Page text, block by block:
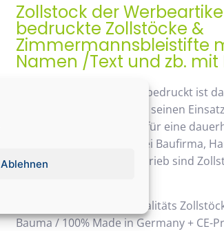
Ablehnen
Zollstock der
bedruckte Zollstöcke &
Zimmermannsbleistifte
Namen /Text und zb. mit
Der Zollstock, Meterstab bedruckt ist
Werbegeschenk der auch seinen
& praktisches Geschenk, für eine
Einsatz kommt. Beliebt bei Baufirma,
möglichen Handwerksbetrieb sind
Daher wir verwenden Qualitäts
Bauma / 100% Made in Germany + CE-